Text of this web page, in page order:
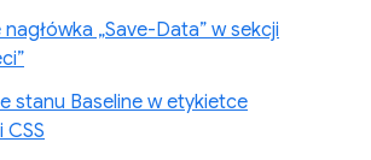
„Save-Data” w sekcji
stanu Baseline w etykietce
CSS